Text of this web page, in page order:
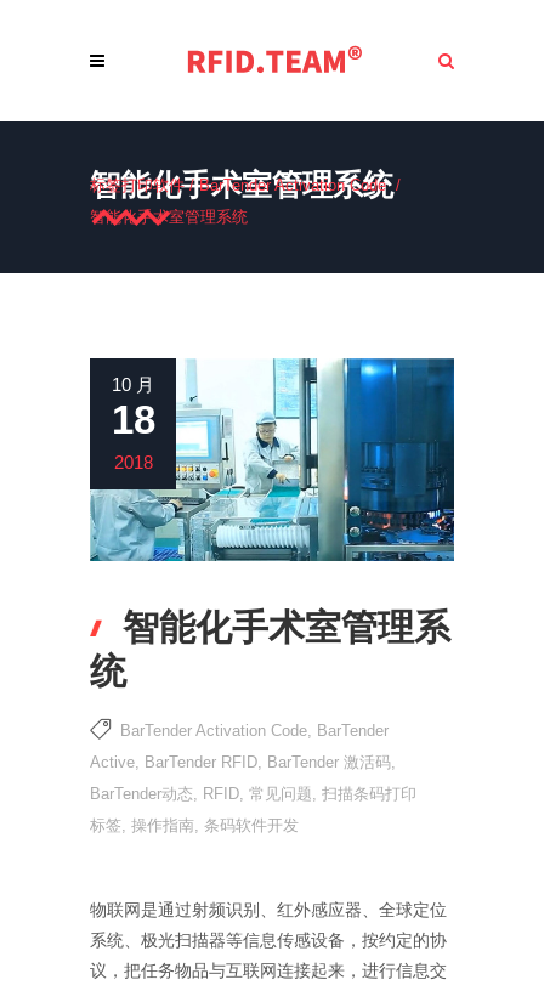
智能化手术室管理系统
标签打印软件/BarTender Activation Code /
智能化手术室管理系统
10 月
18
2018
智能化手术室管理系
统
BarTender Activation Code BarTender
Active BarTender RFID BarTender 激活码
BarTender动态
RFID 常见问题 扫描条码打印
标签 操作指南 条码软件开发
物联网是通过射频识别、红外感应器、全球定位
系统、极光扫描器等信息传感设备，按约定的协
议，把任务物品与互联网连接起来，进行信息交